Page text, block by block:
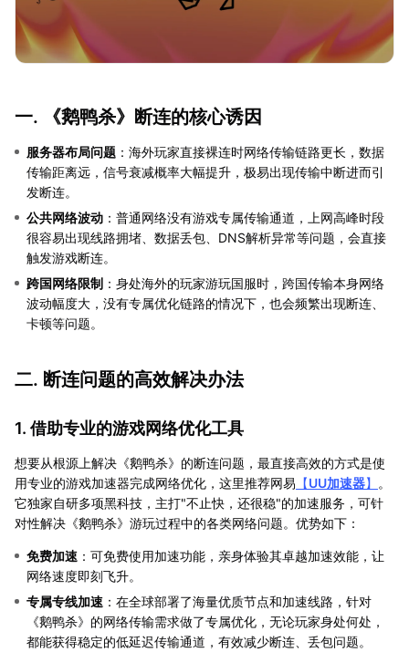
一. 《鹅鸭杀》断连的核心诱因
服务器布局问题 ：海外玩家直接裸连时网络传输链路更长，数据
传输距离远，信号衰减概率大幅提升，极易出现传输中断进而引
发断连。
公共网络波动 ：普通网络没有游戏专属传输通道，上网高峰时段
很容易出现线路拥堵、数据丢包、DNS解析异常等问题，会直接
触发游戏断连。
跨国网络限制 ：身处海外的玩家游玩国服时，跨国传输本身网络
波动幅度大，没有专属优化链路的情况下，也会频繁出现断连、
卡顿等问题。
二. 断连问题的高效解决办法
1. 借助专业的游戏网络优化工具
想要从根源上解决《鹅鸭杀》的断连问题，最直接高效的方式是使
用专业的游戏加速器完成网络优化，这里推荐网易 【UU加速器】
。
它独家自研多项黑科技，主打"不止快，还很稳"的加速服务，可针
对性解决《鹅鸭杀》游玩过程中的各类网络问题。优势如下：
免费加速 ：可免费使用加速功能，亲身体验其卓越加速效能，让
网络速度即刻飞升。
专属专线加速 ：在全球部署了海量优质节点和加速线路，针对
《鹅鸭杀》的网络传输需求做了专属优化，无论玩家身处何处，
都能获得稳定的低延迟传输通道，有效减少断连、丢包问题。